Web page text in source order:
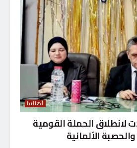
أهالينا
لانطلاق الحملة القومية
الألمانية